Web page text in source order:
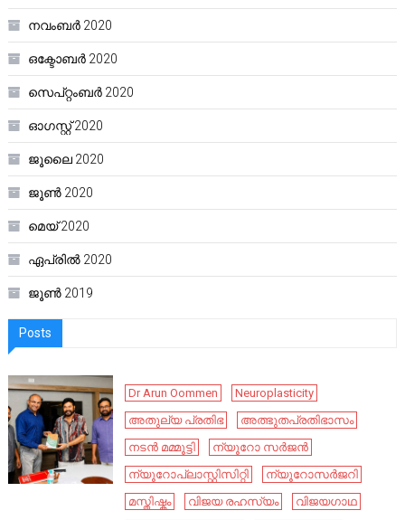
നവംബർ 2020
ഒക്ടോബർ 2020
സെപ്റ്റംബർ 2020
ഓഗസ്റ്റ്‌ 2020
ജൂലൈ 2020
ജൂൺ 2020
മെയ്‌ 2020
ഏപ്രിൽ 2020
ജൂൺ 2019
Posts
Dr Arun Oommen
Neuroplasticity
അതുല്യ പ്രതിഭ
അത്ഭുതപ്രതിഭാസം
നടൻ മമ്മൂട്ടി
ന്യൂറോ സർജൻ
ന്യൂറോപ്ലാസ്റ്റിസിറ്റി
ന്യൂറോസർജറി
മസ്തിഷ്കം
വിജയ രഹസ്യം
വിജയഗാഥ